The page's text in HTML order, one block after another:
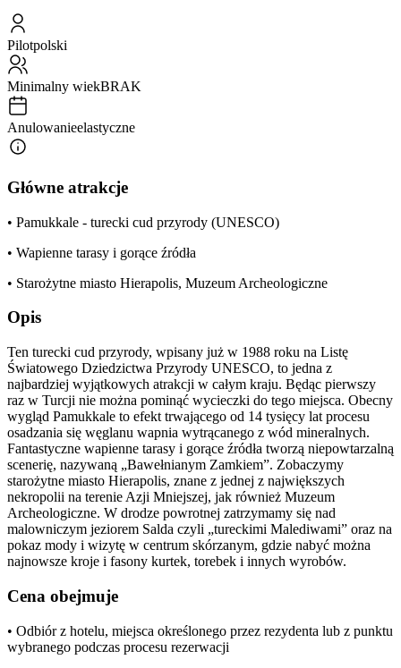
Pilotpolski
Minimalny wiekBRAK
Anulowanieelastyczne
Główne atrakcje
• Pamukkale - turecki cud przyrody (UNESCO)
• Wapienne tarasy i gorące źródła
• Starożytne miasto Hierapolis, Muzeum Archeologiczne
Opis
Ten turecki cud przyrody, wpisany już w 1988 roku na Listę
Światowego Dziedzictwa Przyrody UNESCO, to jedna z
najbardziej wyjątkowych atrakcji w całym kraju. Będąc pierwszy
raz w Turcji nie można pominąć wycieczki do tego miejsca. Obecny
wygląd Pamukkale to efekt trwającego od 14 tysięcy lat procesu
osadzania się węglanu wapnia wytrącanego z wód mineralnych.
Fantastyczne wapienne tarasy i gorące źródła tworzą niepowtarzalną
scenerię, nazywaną „Bawełnianym Zamkiem”. Zobaczymy
starożytne miasto Hierapolis, znane z jednej z największych
nekropolii na terenie Azji Mniejszej, jak również Muzeum
Archeologiczne. W drodze powrotnej zatrzymamy się nad
malowniczym jeziorem Salda czyli „tureckimi Malediwami” oraz na
pokaz mody i wizytę w centrum skórzanym, gdzie nabyć można
najnowsze kroje i fasony kurtek, torebek i innych wyrobów.
Cena obejmuje
• Odbiór z hotelu, miejsca określonego przez rezydenta lub z punktu
wybranego podczas procesu rezerwacji